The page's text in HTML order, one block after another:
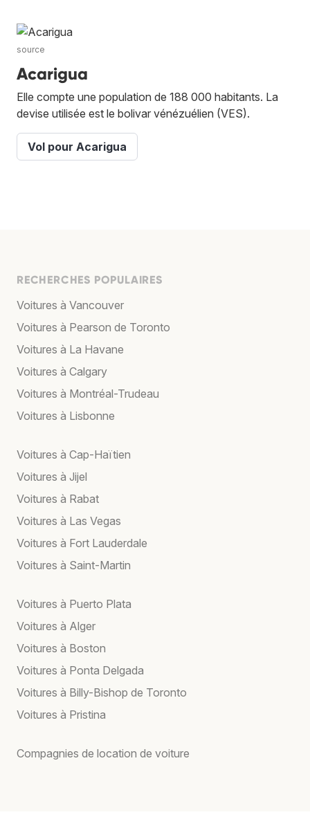
source
Acarigua
Elle compte une population de 188 000 habitants. La
devise utilisée est le bolivar vénézuélien (VES).
Vol pour Acarigua
RECHERCHES POPULAIRES
Voitures à Vancouver
Voitures à Pearson de Toronto
Voitures à La Havane
Voitures à Calgary
Voitures à Montréal-Trudeau
Voitures à Lisbonne
Voitures à Cap-Haïtien
Voitures à Jijel
Voitures à Rabat
Voitures à Las Vegas
Voitures à Fort Lauderdale
Voitures à Saint-Martin
Voitures à Puerto Plata
Voitures à Alger
Voitures à Boston
Voitures à Ponta Delgada
Voitures à Billy-Bishop de Toronto
Voitures à Pristina
Compagnies de location de voiture